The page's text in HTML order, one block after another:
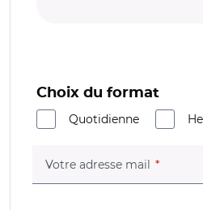
Choix du format
Quotidienne
Votre adresse mail (champ